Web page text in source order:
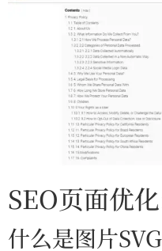
SEO页面优
什么是图片